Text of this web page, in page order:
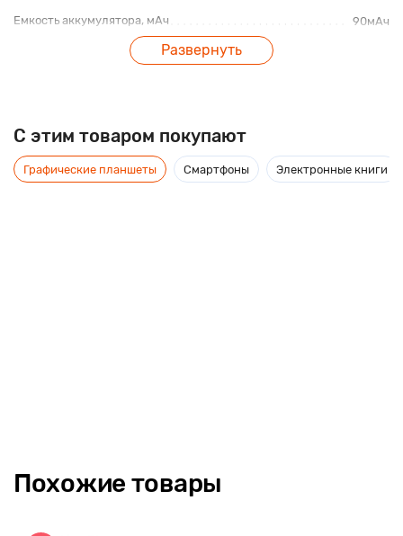
Емкость аккумулятора, мАч 90мАч
Габаритные характеристики
Описание
Развернуть
C этим товаром покупают
Графические планшеты Смартфоны Электронные книги
Похожие товары